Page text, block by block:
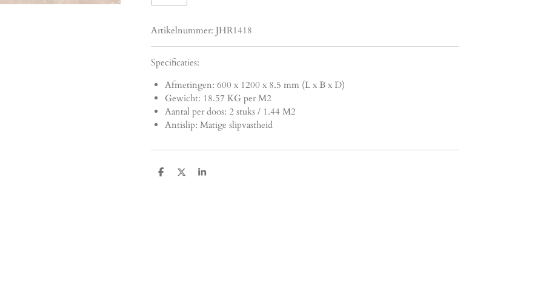
Artikelnummer: JHR1418
Specificaties:
Afmetingen: 600 x 1200 x 8.5 mm (L x B x D)
Gewicht: 18.57 KG per M2
Aantal per doos: 2 stuks / 1.44 M2
Antislip: Matige slipvastheid
D
D
S